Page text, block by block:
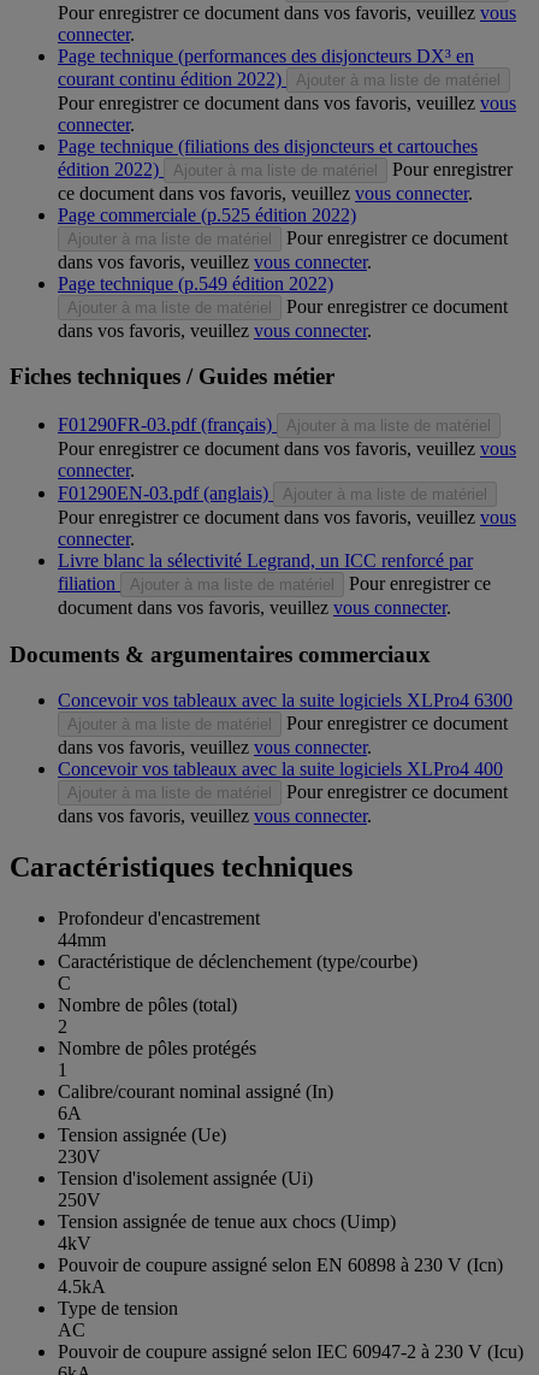
Pour enregistrer ce document dans vos favoris, veuillez vous
connecter.
Page technique (performances des disjoncteurs DX³ en
courant continu édition 2022)
Ajouter à ma liste de matériel
Pour enregistrer ce document dans vos favoris, veuillez vous
connecter.
Page technique (filiations des disjoncteurs et cartouches
édition 2022)
Ajouter à ma liste de matériel
Pour enregistrer
ce document dans vos favoris, veuillez vous connecter.
Page commerciale (p.525 édition 2022)
Ajouter à ma liste de matériel
Pour enregistrer ce document
dans vos favoris, veuillez vous connecter.
Page technique (p.549 édition 2022)
Ajouter à ma liste de matériel
Pour enregistrer ce document
dans vos favoris, veuillez vous connecter.
Fiches techniques / Guides métier
F01290FR-03.pdf (français) Ajouter à ma liste de matériel
Pour enregistrer ce document dans vos favoris, veuillez vous
connecter.
F01290EN-03.pdf (anglais)
Ajouter à ma liste de matériel
Pour enregistrer ce document dans vos favoris, veuillez vous
connecter.
Livre blanc la sélectivité Legrand, un ICC renforcé par
filiation
Ajouter à ma liste de matériel
Pour enregistrer ce
document dans vos favoris, veuillez vous connecter.
Documents & argumentaires commerciaux
Concevoir vos tableaux avec la suite logiciels XLPro4 6300
Ajouter à ma liste de matériel
Pour enregistrer ce document
dans vos favoris, veuillez vous connecter.
Concevoir vos tableaux avec la suite logiciels XLPro4 400
Ajouter à ma liste de matériel
Pour enregistrer ce document
dans vos favoris, veuillez vous connecter.
Caractéristiques techniques
Profondeur d'encastrement
44mm
Caractéristique de déclenchement (type/courbe)
C
Nombre de pôles (total)
2
Nombre de pôles protégés
1
Calibre/courant nominal assigné (In)
6A
Tension assignée (Ue)
230V
Tension d'isolement assignée (Ui)
250V
Tension assignée de tenue aux chocs (Uimp)
4kV
Pouvoir de coupure assigné selon EN 60898 à 230 V (Icn)
4.5kA
Type de tension
AC
Pouvoir de coupure assigné selon IEC 60947-2 à 230 V (Icu)